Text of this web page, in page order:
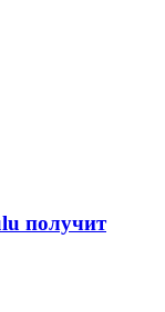
получит